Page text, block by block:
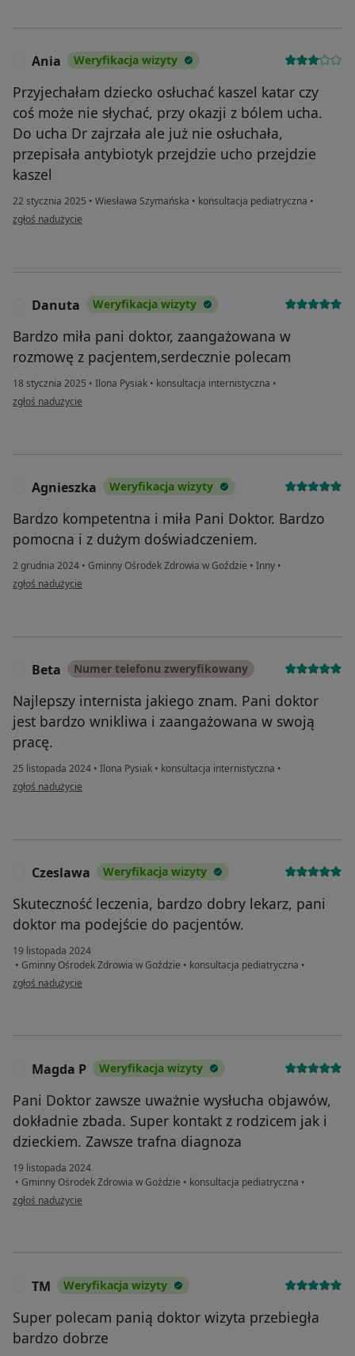
Ania Weryfikacja wizyty
Przyjechałam dziecko osłuchać kaszel katar czy
coś może nie słychać, przy okazji z bólem ucha.
Do ucha Dr zajrzała ale już nie osłuchała,
przepisała antybiotyk przejdzie ucho przejdzie
kaszel‍‍
22 stycznia 2025 • Wiesława Szymańska • konsultacja pediatryczna •
w opinii użytkownika Ania
zgłoś nadużycie
Danuta Weryfikacja wizyty
Bardzo miła pani doktor, zaangażowana w
rozmowę z pacjentem,serdecznie polecam
18 stycznia 2025 • Ilona Pysiak • konsultacja internistyczna •
w opinii użytkownika Danuta
zgłoś nadużycie
Agnieszka Weryfikacja wizyty
Bardzo kompetentna i miła Pani Doktor. Bardzo
pomocna i z dużym doświadczeniem.
2 grudnia 2024 • Gminny Ośrodek Zdrowia w Goździe • Inny •
w opinii użytkownika Agnieszka
zgłoś nadużycie
Beta Numer telefonu zweryfikowany
Najlepszy internista jakiego znam. Pani doktor
jest bardzo wnikliwa i zaangażowana w swoją
pracę.
25 listopada 2024 • Ilona Pysiak • konsultacja internistyczna •
w opinii użytkownika Beta
zgłoś nadużycie
Czeslawa Weryfikacja wizyty
Skuteczność leczenia, bardzo dobry lekarz, pani
doktor ma podejście do pacjentów.
19 listopada 2024
• Gminny Ośrodek Zdrowia w Goździe • konsultacja pediatryczna •
w opinii użytkownika Czeslawa
zgłoś nadużycie
Magda P Weryfikacja wizyty
Pani Doktor zawsze uważnie wysłucha objawów,
dokładnie zbada. Super kontakt z rodzicem jak i
dzieckiem. Zawsze trafna diagnoza
19 listopada 2024
• Gminny Ośrodek Zdrowia w Goździe • konsultacja pediatryczna •
w opinii użytkownika Magda P
zgłoś nadużycie
TM Weryfikacja wizyty
Super polecam panią doktor wizyta przebiegła
bardzo dobrze